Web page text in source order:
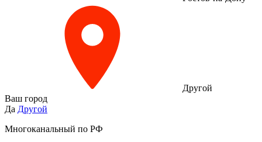
Другой
Ваш город
Да Другой
Многоканальный по РФ